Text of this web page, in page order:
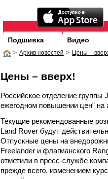
Подшивка Видео
> Архив новостей > Цены –
Цены – вверх!
Российское отделение группы
ежегодном повышении цен” на
Текущие рекомендованные
Land Rover будут
Отпускные цены на
Freelander и флагманского
отметили в пресс-службе
прежде всего, изменением